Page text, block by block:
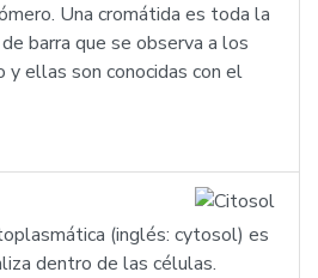
Una cromátida es toda la
barra que se observa a los
ellas son conocidas con el
(inglés: cytosol) es
dentro de las células.